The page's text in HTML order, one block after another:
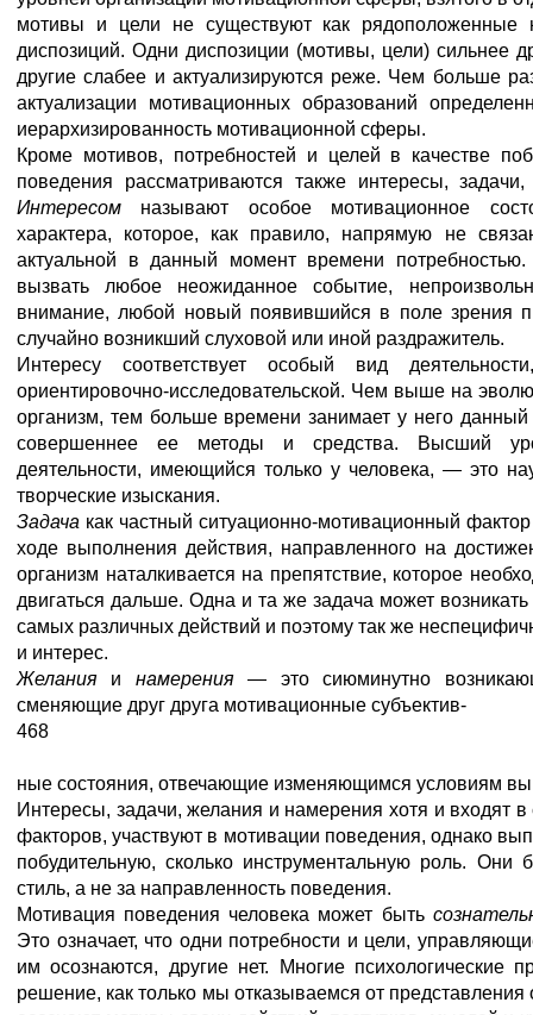
мотивы и цели не существуют как рядоположенные
диспозиций. Одни диспозиции (мотивы, цели) сильнее
другие слабее и актуализируются реже. Чем больше
актуализации мотивационных образований
иерархизированность мотивационной сферы.
Кроме мотивов, потребностей и целей в качестве
поведения рассматриваются также интересы,
Интересом называют особое мотивационное
характера, которое, как правило, напрямую не
актуальной в данный момент времени
вызвать любое неожиданное событие,
внимание, любой новый появившийся в поле зрения
случайно возникший слуховой или иной раздражитель.
Интересу соответствует особый вид
ориентировочно-исследовательской. Чем выше на
организм, тем больше времени занимает у него данный
совершеннее ее методы и средства. Высший
деятельности, имеющийся только у человека, — это
творческие изыскания.
Задача как частный ситуационно-мотивационный фактор
ходе выполнения действия, направленного на
организм наталкивается на препятствие, которое
двигаться дальше. Одна и та же задача может
самых различных действий и поэтому так же
и интерес.
Желания и намерения— это сиюминутно
сменяющие друг друга мотивационные субъектив-
468
ные состояния, отвечающие изменяющимся условиям
Интересы, задачи, желания и намерения хотя и входят
факторов, участвуют в мотивации поведения, однако
побудительную, сколько инструментальную роль. Они
стиль, а не за направленность поведения.
Мотивация поведения человека может быть
Это означает, что одни потребности и цели,
им осознаются, другие нет. Многие психологические
решение, как только мы отказываемся от представления